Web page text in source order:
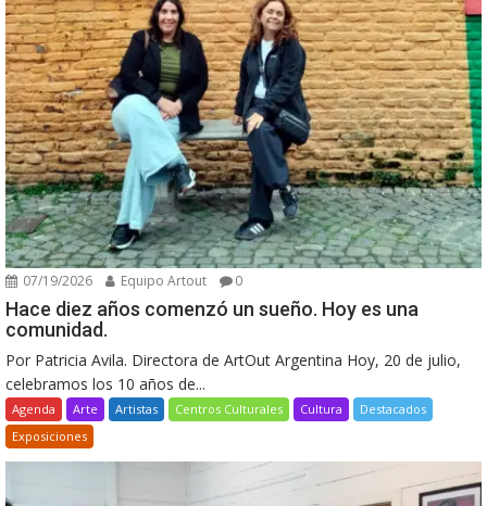
07/19/2026 Equipo Artout 0
Hace diez años comenzó un sueño. Hoy es una
comunidad.
Por Patricia Avila. Directora de ArtOut Argentina Hoy, 20 de julio,
celebramos los 10 años de...
Agenda Arte Artistas Centros Culturales Cultura
Destacados
Exposiciones